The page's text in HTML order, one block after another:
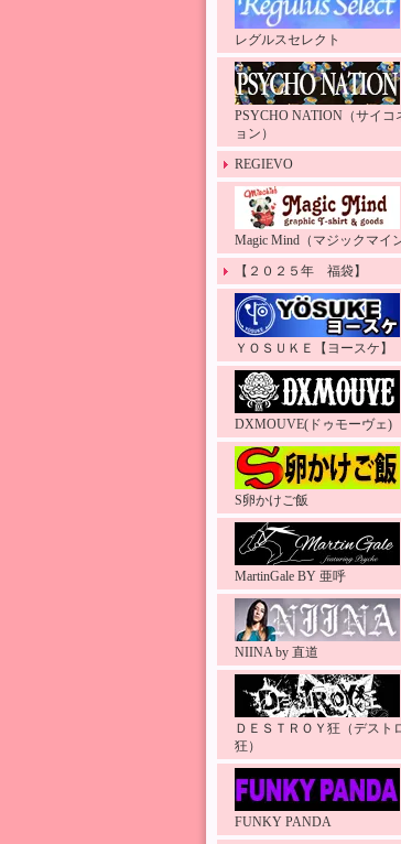
レグルスセレクト
PSYCHO NATION（サイコ
ョン）
REGIEVO
Magic Mind（マジックマイ
【２０２５年 福袋】
ＹＯＳＵＫＥ【ヨースケ】
DXMOUVE(ドゥモーヴェ)
S卵かけご飯
MartinGale BY 亜呼
NIINA by 直道
ＤＥＳＴＲＯＹ狂（デスト
狂）
FUNKY PANDA